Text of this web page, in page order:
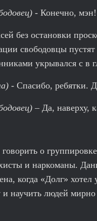
- Конечно, мэн!
без остановки
свободовцы
укрывался с в
- Спасибо, ребятки.
– Да, наверху,
о
и наркоманы.
когда «Долг»
научить людей мирно